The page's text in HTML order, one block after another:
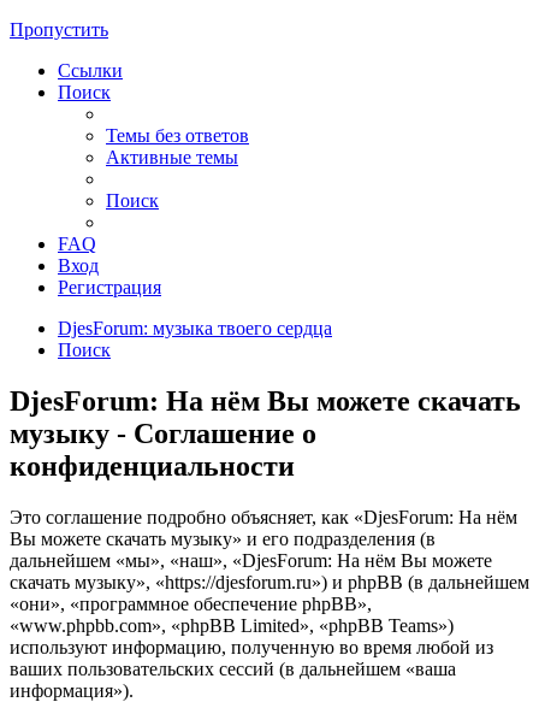
Пропустить
Ссылки
Поиск
Темы без ответов
Активные темы
Поиск
FAQ
Вход
Регистрация
DjesForum: музыка твоего сердца
Поиск
DjesForum: На нём Вы можете скачать
музыку - Соглашение о
конфиденциальности
Это соглашение подробно объясняет, как «DjesForum: На нём
Вы можете скачать музыку» и его подразделения (в
дальнейшем «мы», «наш», «DjesForum: На нём Вы можете
скачать музыку», «https://djesforum.ru») и phpBB (в дальнейшем
«они», «программное обеспечение phpBB»,
«www.phpbb.com», «phpBB Limited», «phpBB Teams»)
используют информацию, полученную во время любой из
ваших пользовательских сессий (в дальнейшем «ваша
информация»).